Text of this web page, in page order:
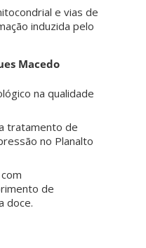
e vias de
induzida pelo
Macedo
na qualidade
tratamento de
no Planalto
de
doce.